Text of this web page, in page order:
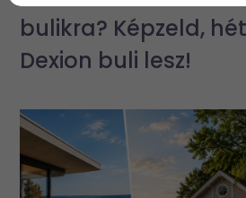
bulikra? Képzeld,
Dexion buli lesz!